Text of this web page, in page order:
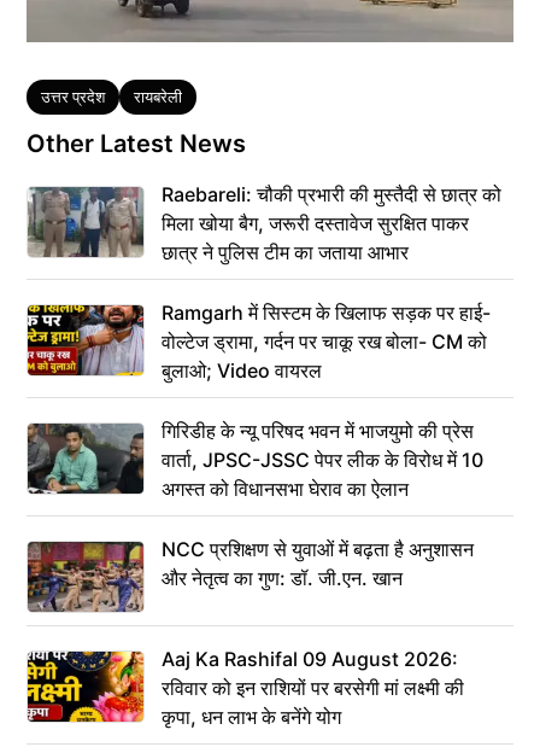
Tags
उत्तर प्रदेश रायबरेली
Other Latest News
Raebareli: चौकी प्रभारी की मुस्तैदी से छात्र को
मिला खोया बैग, जरूरी दस्तावेज सुरक्षित पाकर
छात्र ने पुलिस टीम का जताया आभार
Ramgarh में सिस्टम के खिलाफ सड़क पर हाई-
वोल्टेज ड्रामा, गर्दन पर चाकू रख बोला- CM को
बुलाओ; Video वायरल
गिरिडीह के न्यू परिषद भवन में भाजयुमो की प्रेस
वार्ता, JPSC-JSSC पेपर लीक के विरोध में 10
अगस्त को विधानसभा घेराव का ऐलान
NCC प्रशिक्षण से युवाओं में बढ़ता है अनुशासन
और नेतृत्व का गुण: डॉ. जी.एन. खान
Aaj Ka Rashifal 09 August 2026:
रविवार को इन राशियों पर बरसेगी मां लक्ष्मी की
कृपा, धन लाभ के बनेंगे योग